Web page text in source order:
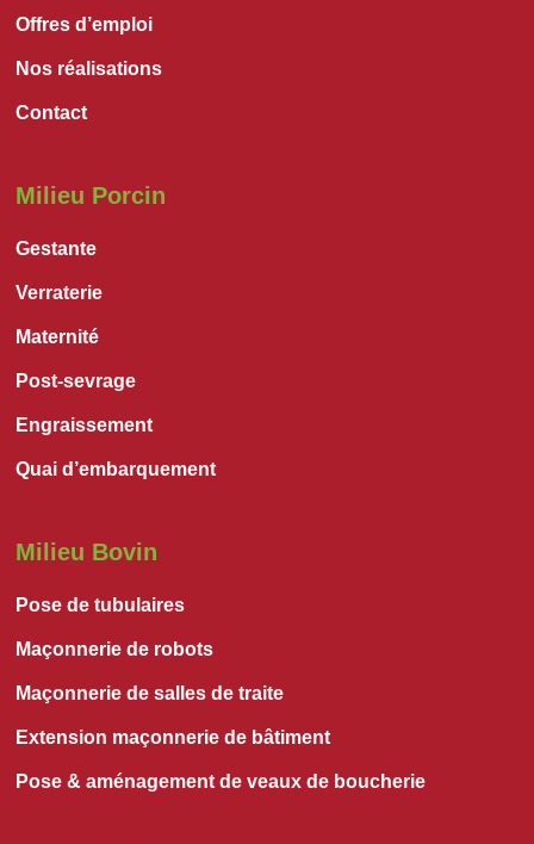
Offres d’emploi
Nos réalisations
Contact
Milieu Porcin
Gestante
Verraterie
Maternité
Post-sevrage
Engraissement
Quai d’embarquement
Milieu Bovin
Pose de tubulaires
Maçonnerie de robots
Maçonnerie de salles de traite
Extension maçonnerie de bâtiment
Pose & aménagement de veaux de boucherie